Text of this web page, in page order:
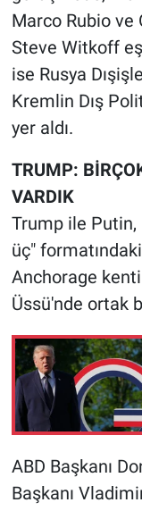
Marco Rubio ve
Steve Witkoff
ise Rusya
Kremlin Dış
yer aldı.
TRUMP:
VARDIK
Trump ile Putin,
üç"
Anchorage
Üssü'nde ortak
ABD Başkanı
Başkanı
Koronavirüs
Kültür Sanat
Ne demişti
Nedir
Popüler
Programlar
Sağlık
Spor
Teknoloji
Türkiye'nin